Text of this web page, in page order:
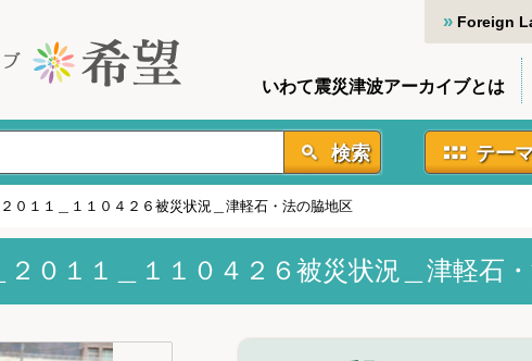
Foreign
いわて震災津波アーカイブとは
検索 テー
０１１＿１１０４２６被災状況＿津軽石・法の脇地区
２０１１＿１１０４２６被災状況＿津軽石